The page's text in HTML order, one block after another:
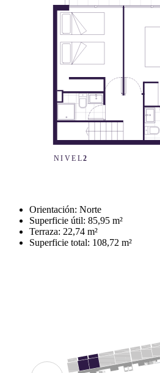
Orientación: Norte
Superficie útil: 85,95 m²
Terraza: 22,74 m²
Superficie total: 108,72 m²